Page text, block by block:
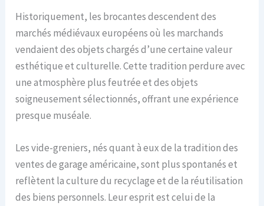
Historiquement, les brocantes descendent des
marchés médiévaux européens où les marchands
vendaient des objets chargés d’une certaine valeur
esthétique et culturelle. Cette tradition perdure avec
une atmosphère plus feutrée et des objets
soigneusement sélectionnés, offrant une expérience
presque muséale.
Les vide-greniers, nés quant à eux de la tradition des
ventes de garage américaine, sont plus spontanés et
reflètent la culture du recyclage et de la réutilisation
des biens personnels. Leur esprit est celui de la